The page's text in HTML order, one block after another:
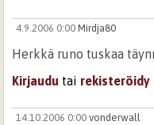
4.9.2006 0:00 Mirdja80
Herkkä runo tuskaa
Kirjaudu tai rekisteröidy
14.10.2006 0:00 vonderwall